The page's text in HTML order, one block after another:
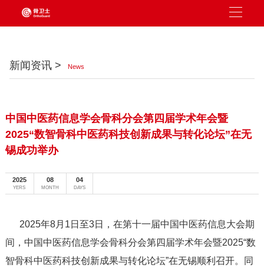
新闻资讯 > News
中国中医药信息学会骨科分会第四届学术年会暨
2025“数智骨科中医药科技创新成果与转化论坛”在无
锡成功举办
2025
YERS
08
MONTH
04
DAYS
2025年8月1日至3日，在第十一届中国中医药信息大会期
间，中国中医药信息学会骨科分会第四届学术年会暨2025“数
智骨科中医药科技创新成果与转化论坛”在无锡顺利召开。同